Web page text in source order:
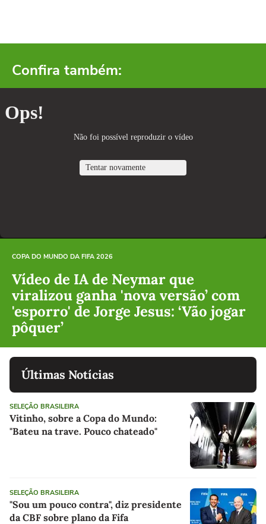
Confira também:
COPA DO MUNDO DA FIFA 2026
Vídeo de IA de Neymar que
viralizou ganha 'nova versão’ com
'esporro' de Jorge Jesus: ‘Vão jogar
pôquer’
Últimas Notícias
SELEÇÃO BRASILEIRA
Vitinho, sobre a Copa do Mundo:
"Bateu na trave. Pouco chateado"
SELEÇÃO BRASILEIRA
"Sou um pouco contra", diz presidente
da CBF sobre plano da Fifa